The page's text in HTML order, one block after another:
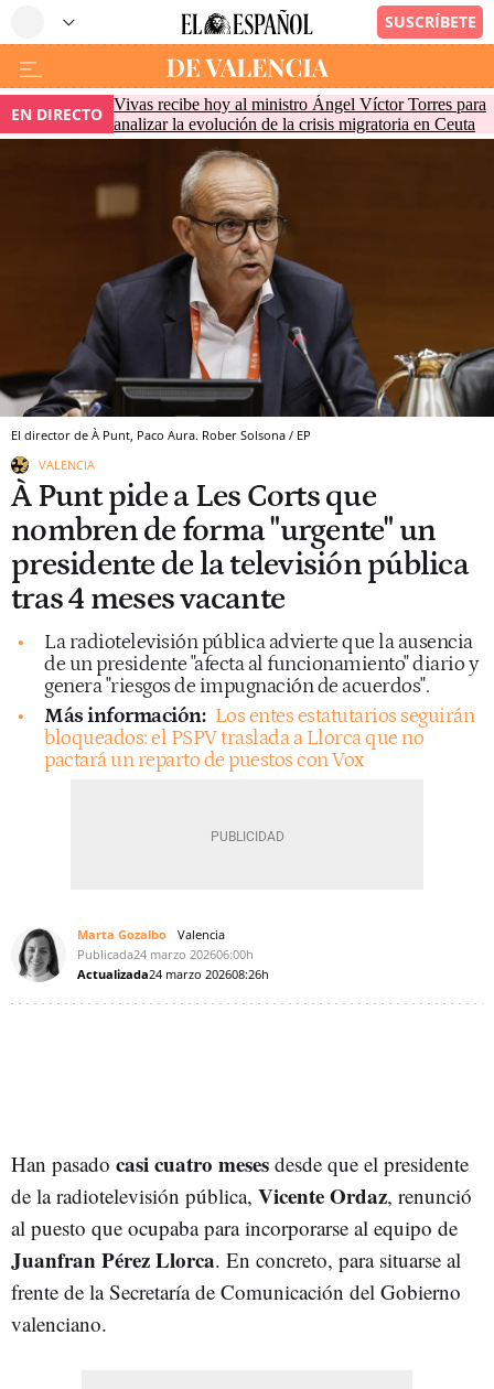
EN DIRECTO Vivas recibe hoy al ministro Ángel Víctor Torres para
analizar la evolución de la crisis migratoria en Ceuta
El director de À Punt, Paco Aura. Rober Solsona / EP
VALENCIA
À Punt pide a Les Corts que
nombren de forma "urgente" un
presidente de la televisión pública
tras 4 meses vacante
La radiotelevisión pública advierte que la ausencia
de un presidente "afecta al funcionamiento" diario y
genera "riesgos de impugnación de acuerdos".
Más información: Los entes estatutarios seguirán
bloqueados: el PSPV traslada a Llorca que no
pactará un reparto de puestos con Vox
Marta Gozalbo
Valencia
Publicada24 marzo 202606:00h
Actualizada24 marzo 202608:26h
Han pasado casi cuatro meses desde que el presidente
de la radiotelevisión pública, Vicente Ordaz, renunció
al puesto que ocupaba para incorporarse al equipo de
Juanfran Pérez Llorca. En concreto, para situarse al
frente de la Secretaría de Comunicación del Gobierno
valenciano.